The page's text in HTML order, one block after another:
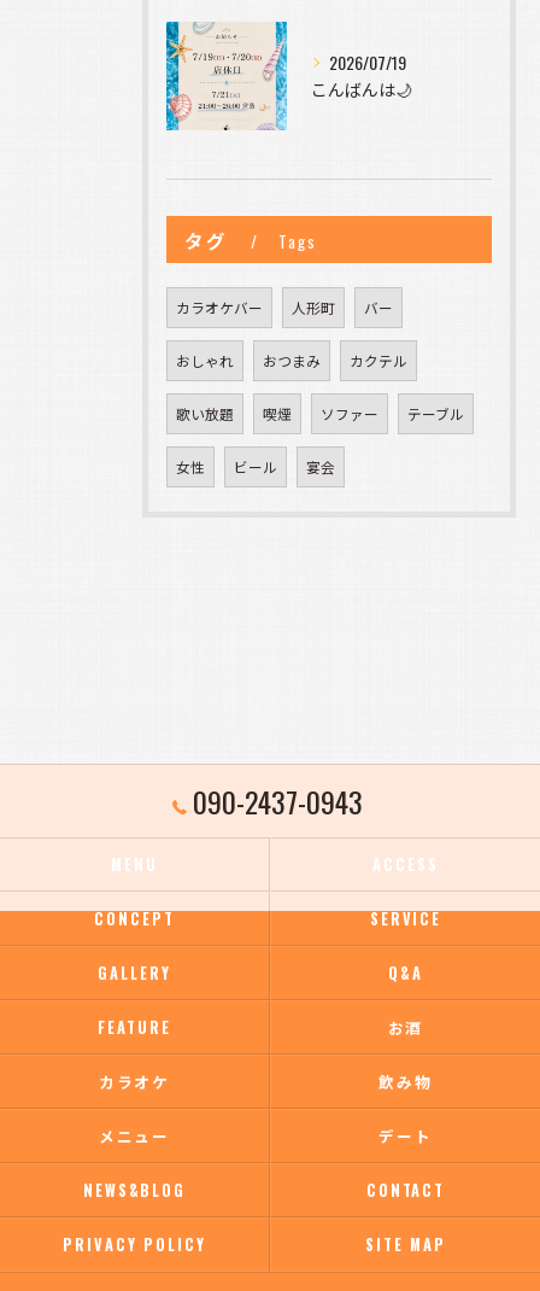
2026/07/19
こんばんは🌙
タグ Tags
カラオケバー 人形町 バー
おしゃれ おつまみ カクテル
歌い放題 喫煙 ソファー テーブル
女性 ビール 宴会
090-2437-0943
MENU ACCESS
CONCEPT SERVICE
GALLERY Q&A
FEATURE お酒
カラオケ 飲み物
メニュー デート
NEWS&BLOG CONTACT
PRIVACY POLICY SITE MAP